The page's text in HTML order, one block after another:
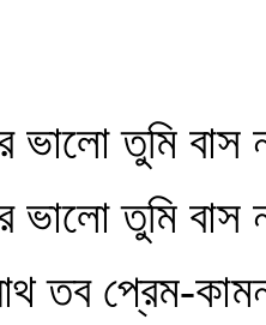
ভালো তুমি বাস
ভালো তুমি বাস
তব প্রেম-